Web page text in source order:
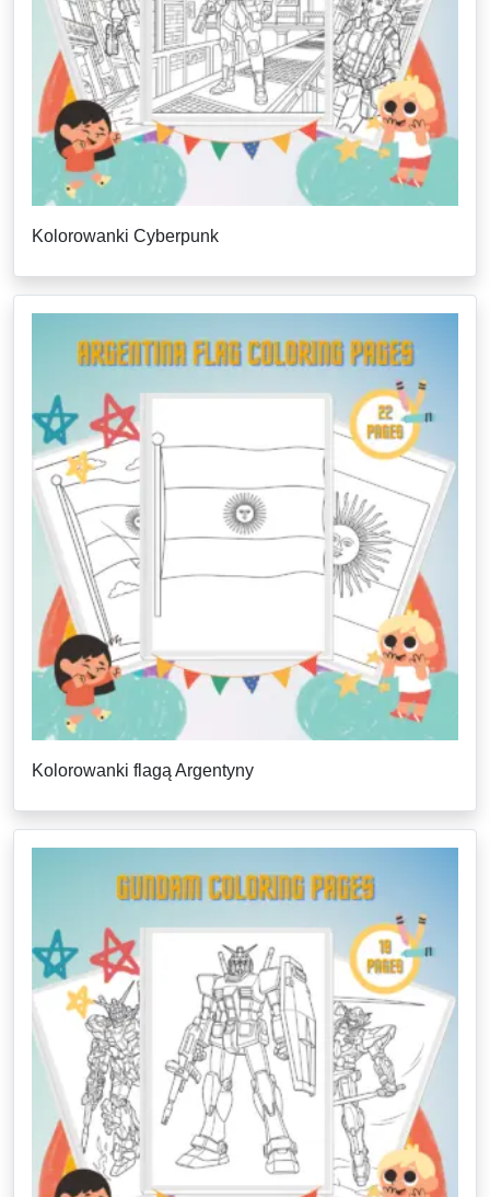
Kolorowanki Cyberpunk
Kolorowanki flagą Argentyny